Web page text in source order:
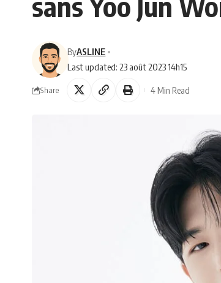
Last updated: 23 août 2023 14h15
ByASLINE
Share 4 Min Read